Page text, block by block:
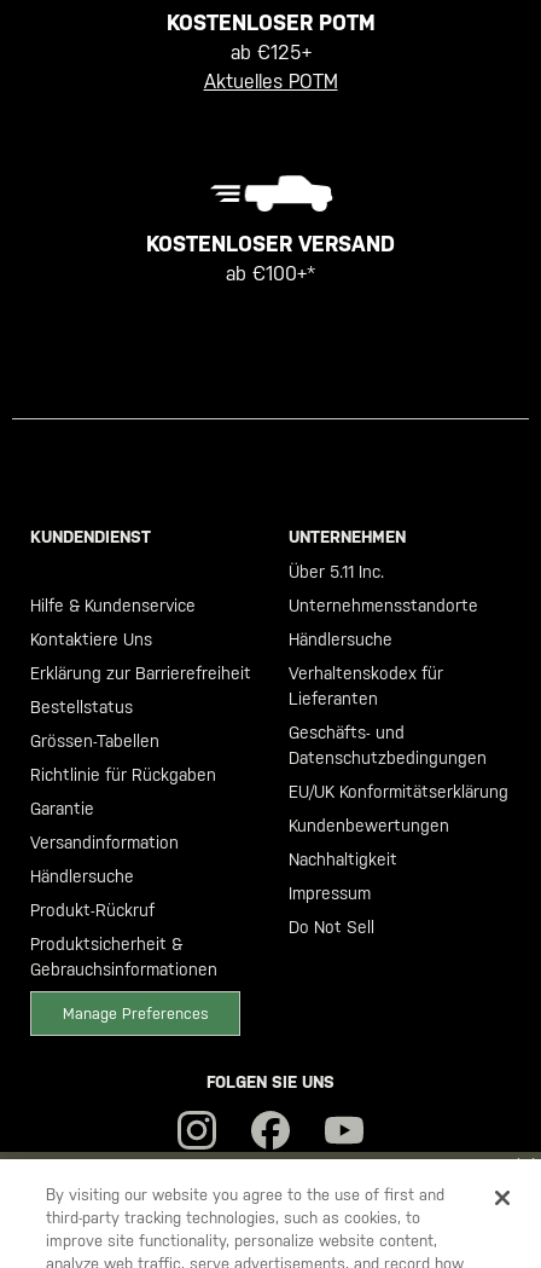
YOU ARE SHOPPING ON OURDEUTSCHLANDSITE. WOULD YOU
LIKE TO SHIP TO ANOTHER COUNTRY?
STAY ONDEUTSCHLAND
KOSTENLOSER POTM
ab €125+
Aktuelles POTM
KOSTENLOSER VERSAND
ab €100+*
KUNDENDIENST
Hilfe & Kundenservice
Kontaktiere Uns
Erklärung zur Barrierefreiheit
Bestellstatus
Grössen-Tabellen
Richtlinie für Rückgaben
Garantie
Versandinformation
Händlersuche
Produkt-Rückruf
Produktsicherheit &
Gebrauchsinformationen
Manage Preferences
UNTERNEHMEN
Über 5.11 Inc.
Unternehmensstandorte
Händlersuche
Verhaltenskodex für
Lieferanten
Geschäfts- und
Datenschutzbedingungen
EU/UK Konformitätserklärung
Kundenbewertungen
Nachhaltigkeit
Impressum
Do Not Sell
FOLGEN SIE UNS
5.11
By visiting our website you agree to the use of first and
third-party tracking technologies, such as cookies, to
improve site functionality, personalize website content,
analyze web traffic, serve advertisements, and record how